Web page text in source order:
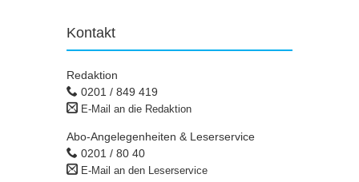
Kontakt
Redaktion
0201 / 849 419
E-Mail an die Redaktion
Abo-Angelegenheiten & Leserservice
0201 / 80 40
E-Mail an den Leserservice